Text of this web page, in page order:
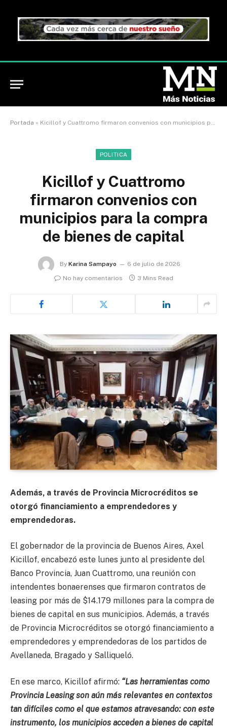
Portada » Kicillof y Cuattromo firmaron convenios con municipios para la compra de bienes de capital
POLITICA
Kicillof y Cuattromo
firmaron convenios con
municipios para la compra
de bienes de capital
By Karina Sampayo
6 de julio de 2026
No hay comentarios
3 Mins Read
Además, a través de Provincia Microcréditos se
otorgó financiamiento a emprendedores y
emprendedoras.
El gobernador de la provincia de Buenos Aires, Axel
Kicillof, encabezó este lunes junto al presidente del
Banco Provincia, Juan Cuattromo, una reunión con
intendentes bonaerenses que firmaron contratos de
leasing por más de $14.179 millones para la compra de
bienes de capital en sus municipios. Además, a través
de Provincia Microcréditos se otorgó financiamiento a
emprendedores y emprendedoras de los partidos de
Avellaneda, Bragado y Salliqueló.
En ese marco, Kicillof afirmó: “Las herramientas como
Provincia Leasing son aún más relevantes en contextos
tan difíciles como el que estamos atravesando: con este
instrumento, los municipios acceden a bienes de capital